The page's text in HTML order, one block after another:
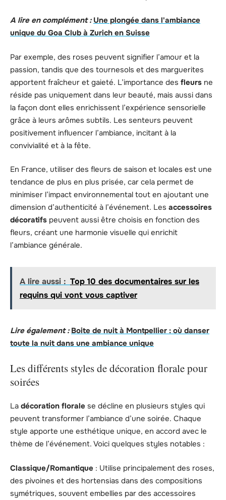
A lire en complément : Une plongée dans l'ambiance
unique du Goa Club à Zurich en Suisse
Par exemple, des roses peuvent signifier l’amour et la
passion, tandis que des tournesols et des marguerites
apportent fraîcheur et gaieté. L’importance des fleurs ne
réside pas uniquement dans leur beauté, mais aussi dans
la façon dont elles enrichissent l’expérience sensorielle
grâce à leurs arômes subtils. Les senteurs peuvent
positivement influencer l’ambiance, incitant à la
convivialité et à la fête.
En France, utiliser des fleurs de saison et locales est une
tendance de plus en plus prisée, car cela permet de
minimiser l’impact environnemental tout en ajoutant une
dimension d’authenticité à l’événement. Les accessoires
décoratifs peuvent aussi être choisis en fonction des
fleurs, créant une harmonie visuelle qui enrichit
l’ambiance générale.
A lire aussi : Top 10 des documentaires sur les
requins qui vont vous captiver
Lire également : Boite de nuit à Montpellier : où danser
toute la nuit dans une ambiance unique
Les différents styles de décoration florale pour
soirées
La décoration florale se décline en plusieurs styles qui
peuvent transformer l’ambiance d’une soirée. Chaque
style apporte une esthétique unique, en accord avec le
thème de l’événement. Voici quelques styles notables :
Classique/Romantique : Utilise principalement des roses,
des pivoines et des hortensias dans des compositions
symétriques, souvent embellies par des accessoires